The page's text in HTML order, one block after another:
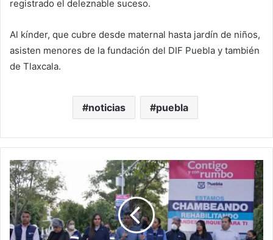
registrado el deleznable suceso.
Al kínder, que cubre desde maternal hasta jardín de niños,
asisten menores de la fundación del DIF Puebla y también
de Tlaxcala.
noticias puebla